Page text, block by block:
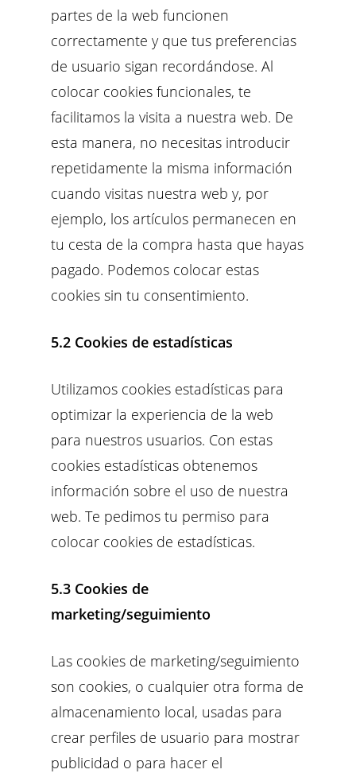
partes de la web funcionen
correctamente y que tus preferencias
de usuario sigan recordándose. Al
colocar cookies funcionales, te
facilitamos la visita a nuestra web. De
esta manera, no necesitas introducir
repetidamente la misma información
cuando visitas nuestra web y, por
ejemplo, los artículos permanecen en
tu cesta de la compra hasta que hayas
pagado. Podemos colocar estas
cookies sin tu consentimiento.
5.2 Cookies de estadísticas
Utilizamos cookies estadísticas para
optimizar la experiencia de la web
para nuestros usuarios. Con estas
cookies estadísticas obtenemos
información sobre el uso de nuestra
web. Te pedimos tu permiso para
colocar cookies de estadísticas.
5.3 Cookies de
marketing/seguimiento
Las cookies de marketing/seguimiento
son cookies, o cualquier otra forma de
almacenamiento local, usadas para
crear perfiles de usuario para mostrar
publicidad o para hacer el